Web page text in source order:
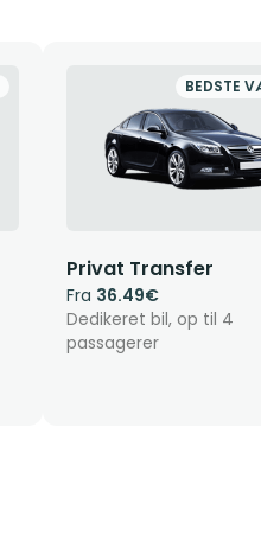
BEDSTE
Privat Transfer
Fra 36.49€
Dedikeret bil, op til 4
passagerer